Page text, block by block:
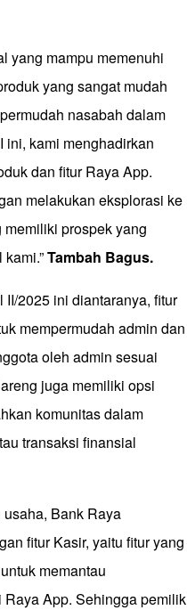
yang mampu memenuhi
yang sangat mudah
nasabah dalam
ini, kami menghadirkan
dan fitur Raya App.
melakukan eksplorasi ke
prospek yang
Tambah Bagus.
2025 ini diantaranya, fitur
mempermudah admin dan
oleh admin sesuai
juga memiliki opsi
komunitas dalam
transaksi finansial
Bank Raya
fitur Kasir, yaitu fitur yang
memantau
App. Sehingga pemilik